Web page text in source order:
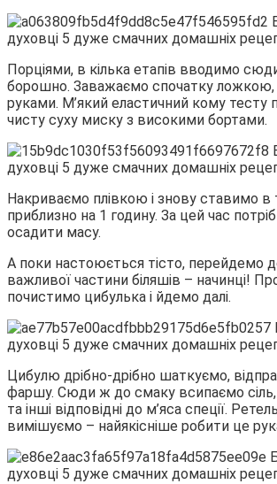
Порціями, в кілька етапів вводимо
борошно. Заважаємо спочатку ложкою,
руками. М’який еластичний кому тесту
чисту суху миску з високими бортами.
Накриваємо плівкою і знову ставимо в
приблизно на 1 годину. За цей час
осадити масу.
А поки настоюється тісто, перейдемо
важливої ​​частини біляшів – начинці!
почистимо цибулька і йдемо далі.
Цибулю дрібно-дрібно шаткуємо,
фаршу. Сюди ж до смаку всипаємо
та інші відповідні до м’яса спеції.
вимішуємо – найякісніше робити це